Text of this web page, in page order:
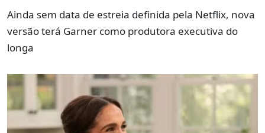
Ainda sem data de estreia definida pela Netflix, nova
versão terá Garner como produtora executiva do
longa